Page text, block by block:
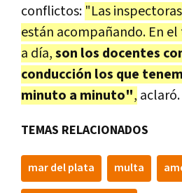
conflictos: "Las
están acompañando. En
a día,son los docentes
conducción los que
minuto a minuto", aclaró.
TEMAS RELACIONADOS
mar del plata multa